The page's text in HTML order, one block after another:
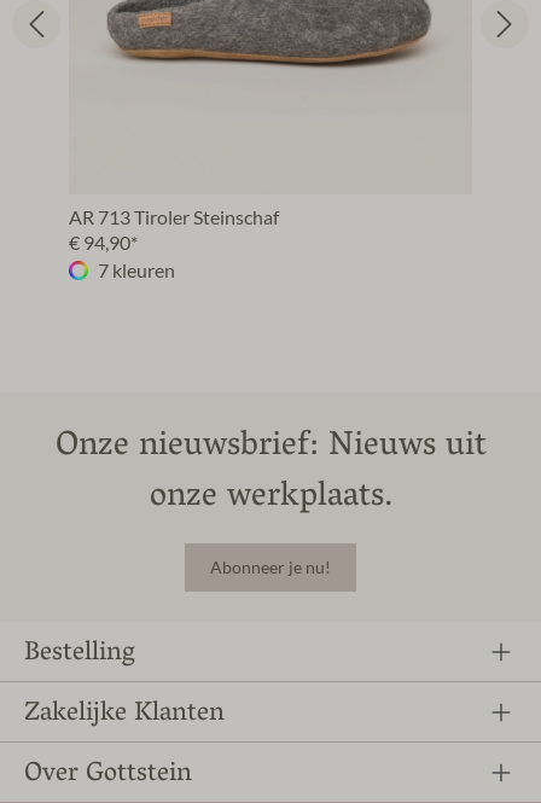
AR 713 Tiroler Steinschaf
€ 94,90*
7 kleuren
Onze nieuwsbrief: Nieuws uit
onze werkplaats.
Abonneer je nu!
Bestelling
Zakelijke Klanten
Over Gottstein